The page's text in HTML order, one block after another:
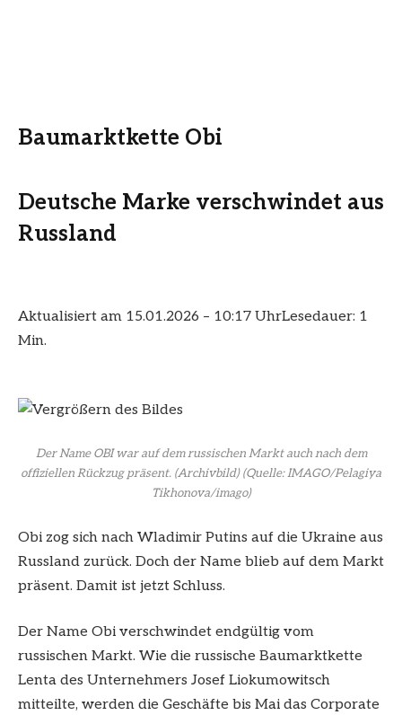
Baumarktkette Obi
Deutsche Marke verschwindet aus
Russland
Aktualisiert am 15.01.2026 – 10:17 UhrLesedauer: 1
Min.
Der Name OBI war auf dem russischen Markt auch nach dem
offiziellen Rückzug präsent. (Archivbild)(Quelle: IMAGO/Pelagiya
Tikhonova/imago)
Obi zog sich nach Wladimir Putins auf die Ukraine aus
Russland zurück. Doch der Name blieb auf dem Markt
präsent. Damit ist jetzt Schluss.
Der Name Obi verschwindet endgültig vom
russischen Markt. Wie die russische Baumarktkette
Lenta des Unternehmers Josef Liokumowitsch
mitteilte, werden die Geschäfte bis Mai das Corporate